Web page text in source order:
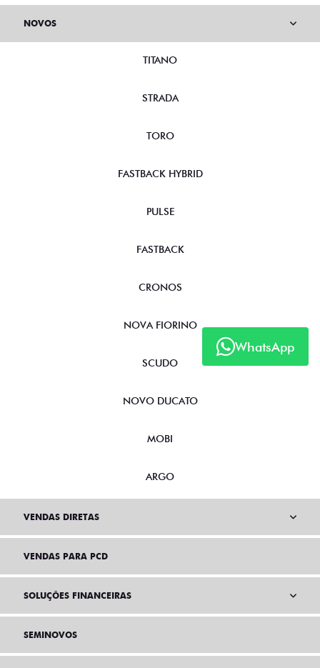
WhatsApp
NOVOS
TITANO
STRADA
TORO
FASTBACK HYBRID
PULSE
FASTBACK
CRONOS
NOVA FIORINO
SCUDO
NOVO DUCATO
MOBI
ARGO
VENDAS DIRETAS
VENDAS PARA PCD
SOLUÇÕES FINANCEIRAS
SEMINOVOS